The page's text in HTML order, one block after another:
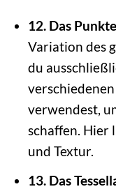
12. Das
Variation des
du
verwendest,
schaffen. Hier
und Textur.
13. Das